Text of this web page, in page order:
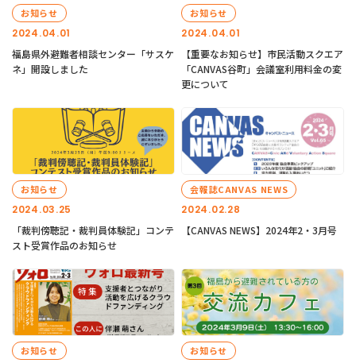
2024.04.01
お知らせ
福島県外避難者相談センター「サスケ
ネ」開設しました
2024.04.01
お知らせ
【重要なお知らせ】市民活動スクエア
「CANVAS谷町」会議室利用料金の変
更について
2024.03.25
お知らせ
「裁判傍聴記・裁判員体験記」コンテ
スト受賞作品のお知らせ
2024.02.28
会報誌CANVAS NEWS
【CANVAS NEWS】2024年2・3月号
お知らせ お知らせ